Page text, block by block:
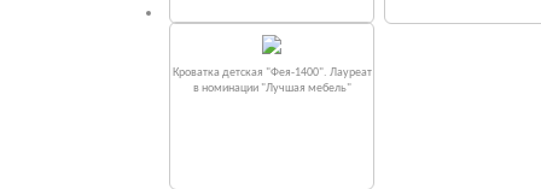
Кроватка детская "Фея-1400". Лауреат
в номинации "Лучшая мебель"